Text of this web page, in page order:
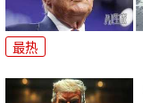
最热